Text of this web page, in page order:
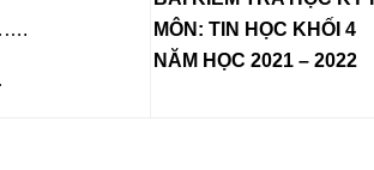
MÔN: TIN HỌC KHỐI 4
NĂM HỌC 2021 – 2022